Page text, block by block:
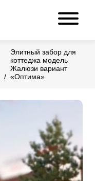
Элитный забор для
коттеджа модель
Жалюзи вариант
«Оптима»